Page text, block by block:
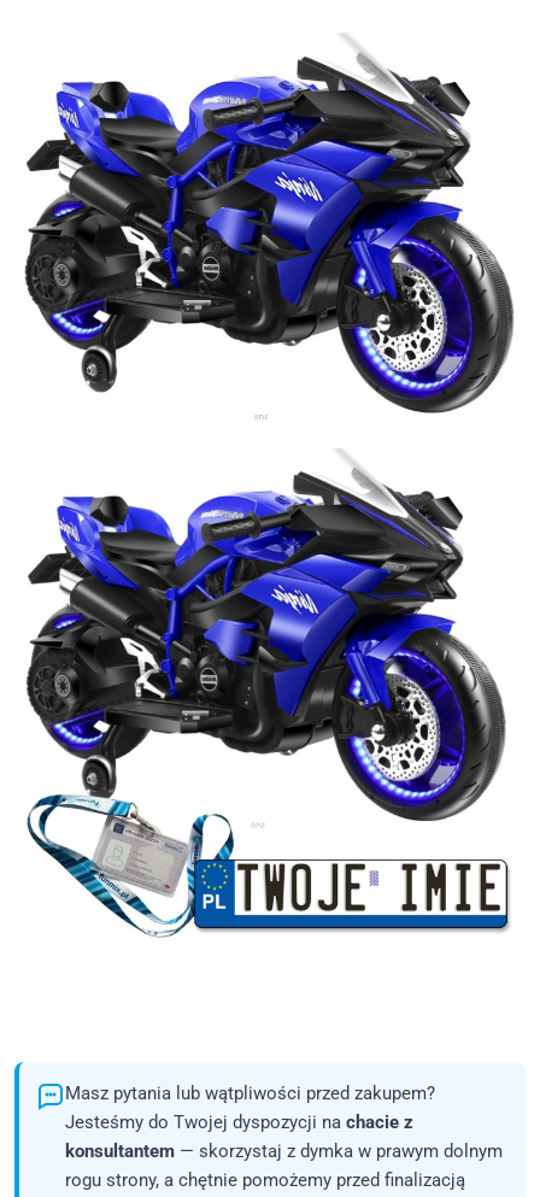
Masz pytania lub wątpliwości przed zakupem?
Jesteśmy do Twojej dyspozycji na chacie z
konsultantem — skorzystaj z dymka w prawym dolnym
rogu strony, a chętnie pomożemy przed finalizacją